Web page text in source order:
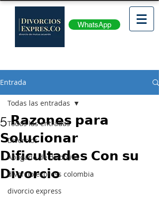
WhatsApp
Entrada
Todas las entradas
Divorcios
Abogado de divorcios
divorcio express colombia
divorcio express
Todas las entradas
5 𝗥𝗮𝘇𝗼𝗻𝗲𝘀 𝗽𝗮𝗿𝗮
𝗦𝗼𝗹𝘂𝗰𝗶𝗼𝗻𝗮𝗿
𝗗𝗶𝗳𝗶𝗰𝘂𝗹𝘁𝗮𝗱𝗲𝘀 𝗖𝗼𝗻 𝘀𝘂
𝗗𝗶𝘃𝗼𝗿𝗰𝗶𝗼